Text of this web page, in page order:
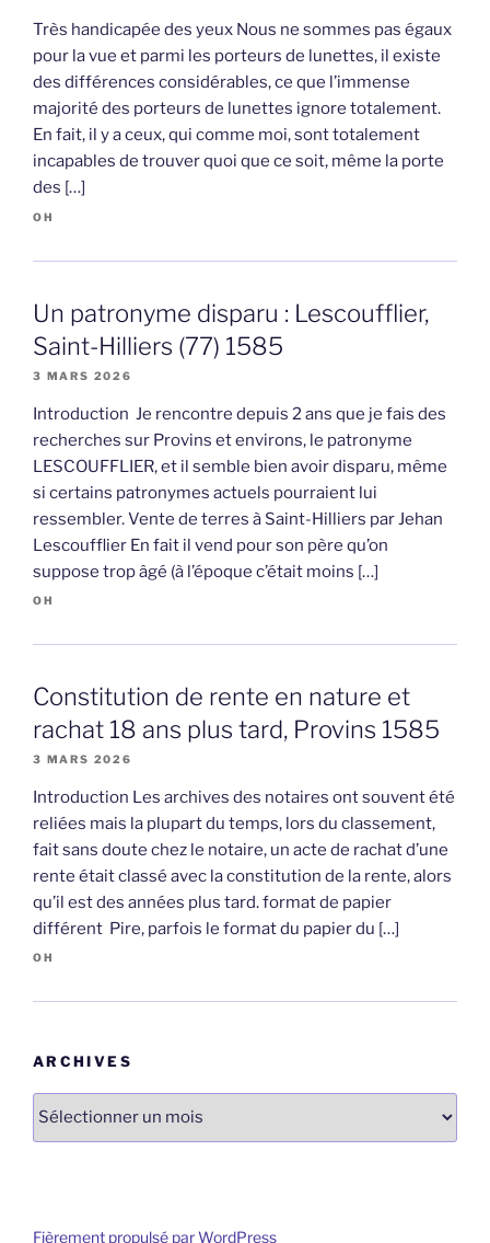
Très handicapée des yeux Nous ne sommes pas égaux
pour la vue et parmi les porteurs de lunettes, il existe
des différences considérables, ce que l’immense
majorité des porteurs de lunettes ignore totalement.
En fait, il y a ceux, qui comme moi, sont totalement
incapables de trouver quoi que ce soit, même la porte
des […]
OH
Un patronyme disparu : Lescoufflier,
Saint-Hilliers (77) 1585
3 MARS 2026
Introduction Je rencontre depuis 2 ans que je fais des
recherches sur Provins et environs, le patronyme
LESCOUFFLIER, et il semble bien avoir disparu, même
si certains patronymes actuels pourraient lui
ressembler. Vente de terres à Saint-Hilliers par Jehan
Lescoufflier En fait il vend pour son père qu’on
suppose trop âgé (à l’époque c’était moins […]
OH
Constitution de rente en nature et
rachat 18 ans plus tard, Provins 1585
3 MARS 2026
Introduction Les archives des notaires ont souvent été
reliées mais la plupart du temps, lors du classement,
fait sans doute chez le notaire, un acte de rachat d’une
rente était classé avec la constitution de la rente, alors
qu’il est des années plus tard. format de papier
différent Pire, parfois le format du papier du […]
OH
ARCHIVES
Archives
Fièrement propulsé par WordPress